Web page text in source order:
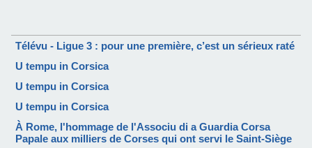
Télévu - Ligue 3 : pour une première, c’est un sérieux raté
U tempu in Corsica
U tempu in Corsica
U tempu in Corsica
À Rome, l'hommage de l'Associu di a Guardia Corsa
Papale aux milliers de Corses qui ont servi le Saint-Siège